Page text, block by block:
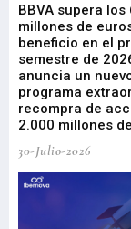
BBVA supera los
millones de
beneficio en el
semestre de
anuncia un
programa
recompra de
2.000 millones
30-Julio-2026